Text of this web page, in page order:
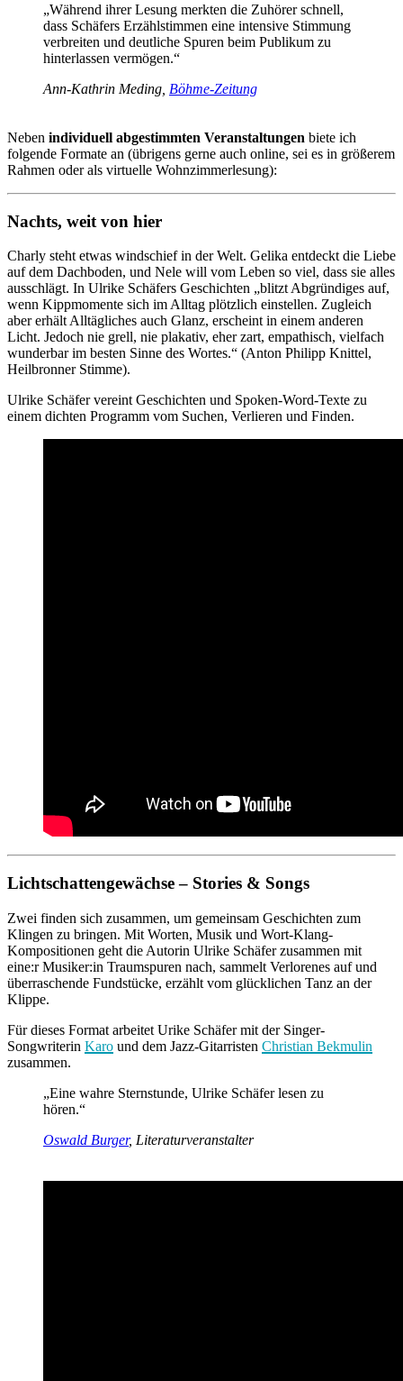
„Während ihrer Lesung merkten die Zuhörer schnell,
dass Schäfers Erzählstimmen eine intensive Stimmung
verbreiten und deutliche Spuren beim Publikum zu
hinterlassen vermögen.“
Ann-Kathrin Meding, Böhme-Zeitung
Neben individuell abgestimmten Veranstaltungen biete ich
folgende Formate an (übrigens gerne auch online, sei es in größerem
Rahmen oder als virtuelle Wohnzimmerlesung):
Nachts, weit von hier
Charly steht etwas windschief in der Welt. Gelika entdeckt die Liebe
auf dem Dachboden, und Nele will vom Leben so viel, dass sie alles
ausschlägt. In Ulrike Schäfers Geschichten „blitzt Abgründiges auf,
wenn Kippmomente sich im Alltag plötzlich einstellen. Zugleich
aber erhält Alltägliches auch Glanz, erscheint in einem anderen
Licht. Jedoch nie grell, nie plakativ, eher zart, empathisch, vielfach
wunderbar im besten Sinne des Wortes.“ (Anton Philipp Knittel,
Heilbronner Stimme).
Ulrike Schäfer vereint Geschichten und Spoken-Word-Texte zu
einem dichten Programm vom Suchen, Verlieren und Finden.
Lichtschattengewächse – Stories & Songs
Zwei finden sich zusammen, um gemeinsam Geschichten zum
Klingen zu bringen. Mit Worten, Musik und Wort-Klang-
Kompositionen geht die Autorin Ulrike Schäfer zusammen mit
eine:r Musiker:in Traumspuren nach, sammelt Verlorenes auf und
überraschende Fundstücke, erzählt vom glücklichen Tanz an der
Klippe.
Für dieses Format arbeitet Urike Schäfer mit der Singer-
Songwriterin Karo und dem Jazz-Gitarristen Christian Bekmulin
zusammen.
„Eine wahre Sternstunde, Ulrike Schäfer lesen zu
hören.“
Oswald Burger, Literaturveranstalter